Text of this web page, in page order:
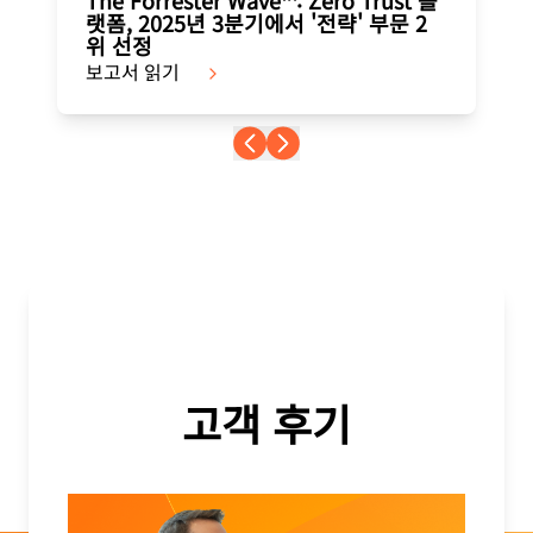
랫폼, 2025년 3분기에서 '전략' 부문 2
위 선정
보고서 읽기
고객 후기